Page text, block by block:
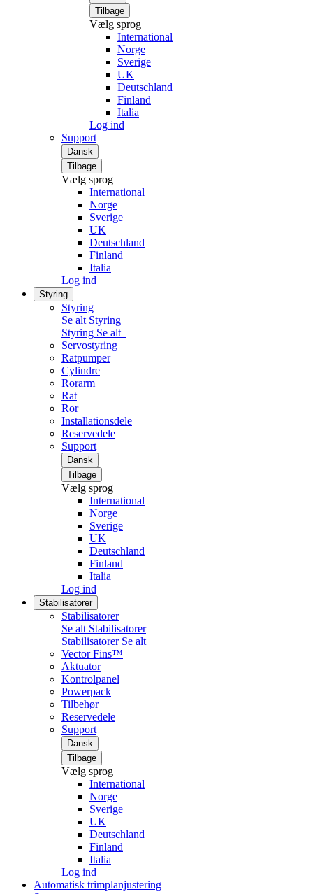
Tilbage
Vælg sprog
International
Norge
Sverige
UK
Deutschland
Finland
Italia
Log ind
Support
Dansk
Tilbage
Vælg sprog
International
Norge
Sverige
UK
Deutschland
Finland
Italia
Log ind
Styring
Styring
Se alt Styring
Styring Se alt
Servostyring
Ratpumper
Cylindre
Rorarm
Rat
Ror
Installationsdele
Reservedele
Support
Dansk
Tilbage
Vælg sprog
International
Norge
Sverige
UK
Deutschland
Finland
Italia
Log ind
Stabilisatorer
Stabilisatorer
Se alt Stabilisatorer
Stabilisatorer Se alt
Vector Fins™
Aktuator
Kontrolpanel
Powerpack
Tilbehør
Reservedele
Support
Dansk
Tilbage
Vælg sprog
International
Norge
Sverige
UK
Deutschland
Finland
Italia
Log ind
Automatisk trimplanjustering